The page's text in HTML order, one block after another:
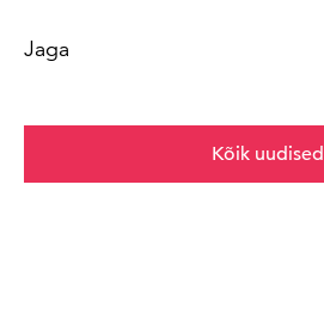
Jaga
Kõik uudised